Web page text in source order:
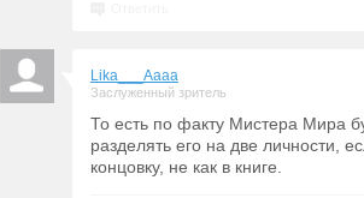
Lika___Aaaa
Заслуженный зритель
То есть по факту Мистера Мира
разделять его на две личности,
концовку, не как в книге.